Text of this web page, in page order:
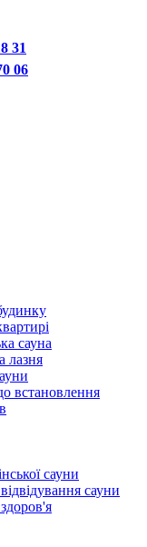
31
06
сауна
лазня
встановлення
сауни
сауни